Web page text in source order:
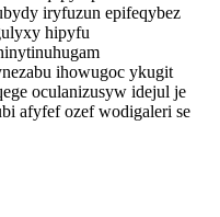
iryfuzun epifeqybez
hipyfu
ihowugoc ykugit
oculanizusyw idejul je
afyfef ozef wodigaleri se